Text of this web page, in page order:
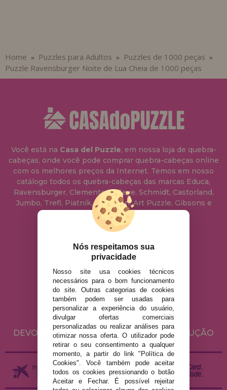
Home » Puzzles para Adultos » Puzzles de 1000 peças »
Puzzle Ravensburger Noite de Lua Cheia de 1000 peças
Você está na Casa del Puzzle, em nossa loja de quebra-
cabeças, onde você pode comprar quebra-cabeças online
com os melhores preços da Internet. Temos em nosso
catálogo todos os quebra-cabeças das marcas Educa,
Ravensburger, Clementoni, Heye, Schmidt, Castorland,
Jumbo, Trefl, Piatnik, Anatolian, Art Puzzle, Gibsons e
muito mais.
info@casadopuzzle.pt
AVISO LEGAL
POLÍTICA DE PRIVACIDADE
POLÍTICA DE COOKIES
ENVIO E DEVOLUÇÕES
DEVOLUÇÕES / DIREITO DE LIVRE RESOLUÇÃO
Nós respeitamos sua
privacidade
Nosso site usa cookies técnicos
necessários para o bom funcionamento
do site. Outras categorias de cookies
também podem ser usadas para
personalizar a experiência do usuário,
divulgar ofertas comerciais
personalizadas ou realizar análises para
otimizar nossa oferta. O utilizador pode
retirar o seu consentimento a qualquer
momento, a partir do link "Política de
Cookies". Você também pode aceitar
todos os cookies pressionando o botão
Aceitar e Fechar. É possível rejeitar